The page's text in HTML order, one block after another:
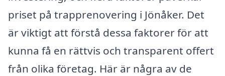
priset på trapprenovering i Jönåker. Det
är viktigt att förstå dessa faktorer för att
kunna få en rättvis och transparent offert
från olika företag. Här är några av de